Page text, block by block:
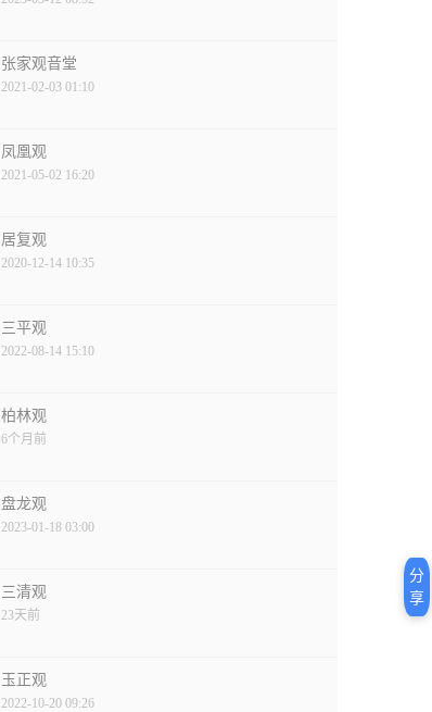
张家观音堂
2021-02-03 01:10
凤凰观
2021-05-02 16:20
居复观
2020-12-14 10:35
三平观
2022-08-14 15:10
柏林观
6个月前
盘龙观
2023-01-18 03:00
三清观
23天前
玉正观
2022-10-20 09:26
分
享